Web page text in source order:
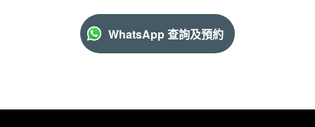
WhatsApp 查詢及預約